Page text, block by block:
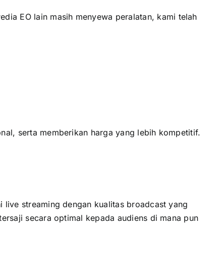
EO lain masih menyewa peralatan, kami telah
serta memberikan harga yang lebih kompetitif.
live streaming dengan kualitas broadcast yang
secara optimal kepada audiens di mana pun